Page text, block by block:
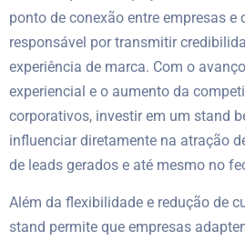
ponto de conexão entre empresas e
responsável por transmitir
experiência de marca. Com o
experiencial e o aumento da
corporativos, investir em um stand
influenciar diretamente na atração
de leads gerados e até mesmo no
Além da flexibilidade e redução de
stand permite que empresas